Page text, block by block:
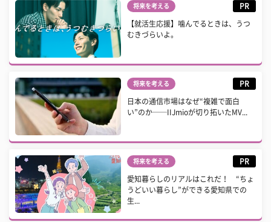
将来を考える PR
【就活生応援】噛んでるときは、うつ
むきづらいよ。
将来を考える PR
日本の通信市場はなぜ“複雑で面白
い”のか──IIJmioが切り拓いたMV...
将来を考える PR
愛知暮らしのリアルはこれだ！ “ちょ
うどいい暮らし”ができる愛知県での
生...